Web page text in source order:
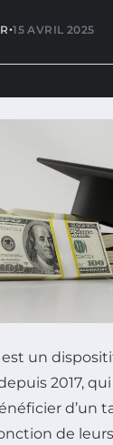
•15 AVRIL 2025
un
2017,
d’un
de